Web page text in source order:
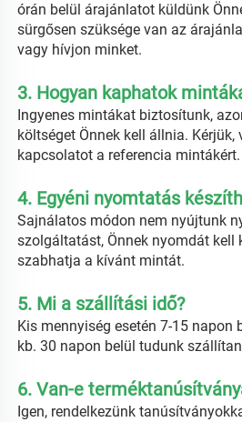
órán belül árajánlatot küldünk
sürgősen szüksége van az
vagy hívjon minket.
3. Hogyan kaphatok
Ingyenes mintákat biztosítunk,
költséget Önnek kell állnia. Kérjük,
kapcsolatot a referencia mintákért.
4. Egyéni nyomtatás
Sajnálatos módon nem nyújtunk
szolgáltatást, Önnek nyomdát kell
szabhatja a kívánt mintát.
5. Mi a szállítási idő?
Kis mennyiség esetén 7-15 napon
kb. 30 napon belül tudunk
6. Van-e
Igen, rendelkezünk